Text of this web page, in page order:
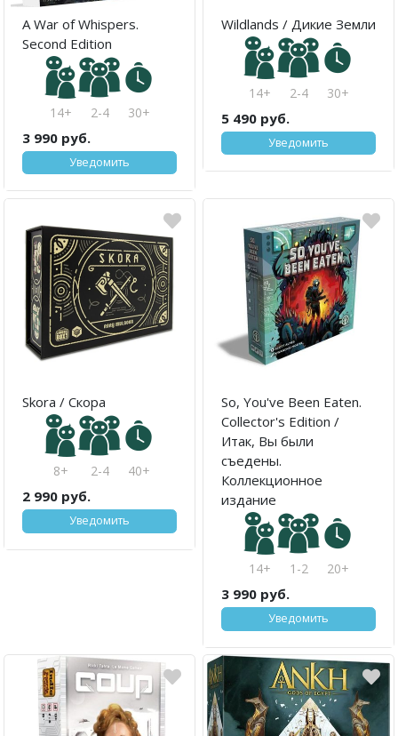
A War of Whispers.
Second Edition
14+ 2-4 30+
3 990 руб.
Уведомить
Wildlands / Дикие Земли
14+ 2-4 30+
5 490 руб.
Уведомить
Skora / Скора
8+ 2-4 40+
2 990 руб.
Уведомить
So, You've Been Eaten.
Collector's Edition /
Итак, Вы были
съедены.
Коллекционное
издание
14+ 1-2 20+
3 990 руб.
Уведомить